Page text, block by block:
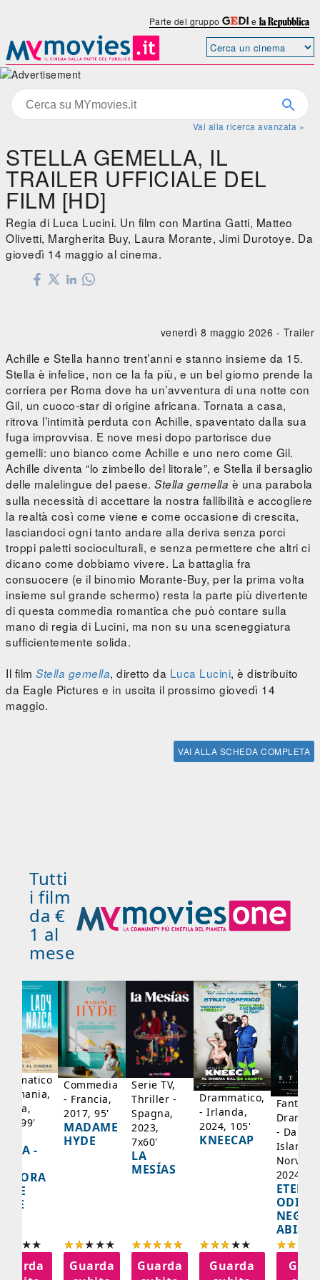
Parte del gruppo e
Vai alla ricerca avanzata »
STELLA GEMELLA, IL
TRAILER UFFICIALE DEL
FILM [HD]
Regia di Luca Lucini. Un film con Martina Gatti, Matteo
Olivetti, Margherita Buy, Laura Morante, Jimi Durotoye. Da
giovedì 14 maggio al cinema.
venerdì 8 maggio 2026 - Trailer
Achille e Stella hanno trent’anni e stanno insieme da 15.
Stella è infelice, non ce la fa più, e un bel giorno prende la
corriera per Roma dove ha un’avventura di una notte con
Gil, un cuoco-star di origine africana. Tornata a casa,
ritrova l’intimità perduta con Achille, spaventato dalla sua
fuga improvvisa. E nove mesi dopo partorisce due
gemelli: uno bianco come Achille e uno nero come Gil.
Achille diventa “lo zimbello del litorale”, e Stella il bersaglio
delle malelingue del paese. Stella gemella è una parabola
sulla necessità di accettare la nostra fallibilità e accogliere
la realtà così come viene e come occasione di crescita,
lasciandoci ogni tanto andare alla deriva senza porci
troppi paletti socioculturali, e senza permettere che altri ci
dicano come dobbiamo vivere. La battaglia fra
consuocere (e il binomio Morante-Buy, per la prima volta
insieme sul grande schermo) resta la parte più divertente
di questa commedia romantica che può contare sulla
mano di regia di Lucini, ma non su una sceneggiatura
sufficientemente solida.
Il film Stella gemella, diretto da Luca Lucini, è distribuito
da Eagle Pictures e in uscita il prossimo giovedì 14
maggio.
VAI ALLA SCHEDA COMPLETA
Tutti
i film
da €
1 al
mese
99'
-
Commedia
- Francia,
2017, 95'
MADAME
HYDE
Guarda
Serie TV,
Thriller -
Spagna,
2023,
7x60'
LA
MESÍAS
Guarda
Drammatico,
- Irlanda,
2024, 105'
KNEECAP
Guarda
-
Islanda,
2024,
NEGLI
ABISSI